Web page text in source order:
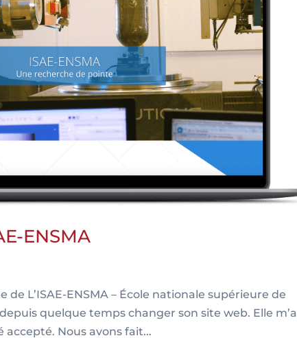
ENSMA
L’ISAE-ENSMA – École nationale supérieure de
quelque temps changer son site web. Elle m’a
accepté. Nous avons fait...